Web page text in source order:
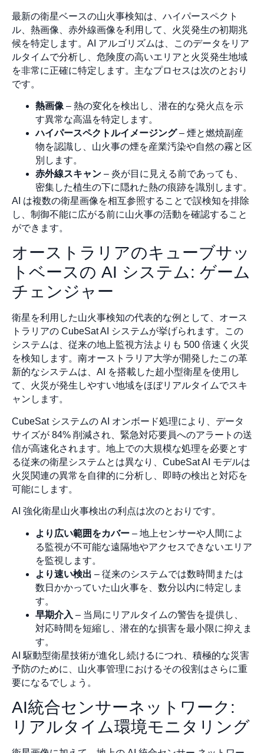
最新の衛星ベースの山火事検知は、ハイパースペクト
ル、熱画像、赤外線画像を利用して、火災発生の初期兆
候を特定します。AI アルゴリズムは、このデータをリア
ルタイムで分析し、危険度の高いエリアと火災発生地域
を非常に正確に特定します。主なプロセスは次のとおり
です。
熱画像 – 熱の変化を検出し、潜在的な発火点を示
す異常な高温を特定します。
ハイパースペクトルイメージング– 煙と燃焼副産
物を認識し、山火事の煙を産業汚染や自然の霧と区
別します。
赤外線スキャン – 炎が目に見える前であっても、
密集した植生の下に隠れた熱の痕跡を識別します。
AI は複数の衛星画像を相互参照することで誤検知を排除
し、制御不能に広がる前に山火事の活動を確認すること
ができます。
オーストラリアのキューブサッ
トベースの AI システム: ゲーム
チェンジャー
衛星を利用した山火事検知の代表的な例として、オース
トラリアの CubeSat AI システムが挙げられます。この
システムは、従来の地上監視方法よりも 500 倍速く火災
を検知します。南オーストラリア大学が開発したこの革
新的なシステムは、AI を搭載した超小型衛星を使用し
て、火災が発生しやすい地域をほぼリアルタイムでスキ
ャンします。
CubeSat システムの AI オンボード処理により、データ
サイズが 84% 削減され、緊急対応要員へのアラートの送
信が高速化されます。地上での大規模な処理を必要とす
る従来の衛星システムとは異なり、CubeSat AI モデルは
火災関連の異常を自律的に分析し、即時の検出と対応を
可能にします。
AI 強化衛星山火事検出の利点は次のとおりです。
より広い範囲をカバー – 地上センサーや人間によ
る監視が不可能な遠隔地やアクセスできないエリア
を監視します。
より速い検出 – 従来のシステムでは数時間または
数日かかっていた山火事を、数分以内に特定しま
す。
早期介入 – 当局にリアルタイムの警告を提供し、
対応時間を短縮し、潜在的な損害を最小限に抑えま
す。
AI 駆動型衛星技術が進化し続けるにつれ、積極的な災害
予防のために、山火事管理におけるその役割はさらに重
要になるでしょう。
AI統合センサーネットワーク:
リアルタイム環境モニタリング